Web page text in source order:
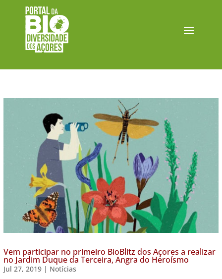
Vem participar no primeiro BioBlitz dos Açores a realizar
no Jardim Duque da Terceira, Angra do Heroísmo
Jul 27, 2019| Notícias